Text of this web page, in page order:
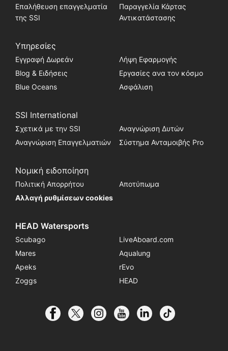
Επαλήθευση επαγγελματία
της SSI
Παραγγελία Κάρτας
Αντικατάστασης
Υπηρεσίες
Εγγραφή Δωρεάν
Λήψη Εφαρμογής
Blog & Ειδήσεις
Εργασίες ανα τον κόσμο
Blue Oceans
Ασφάλιση
SSI International
Σχετικά με την SSI
Αναγνώριση Δυτών
Αναγνώριση Επαγγελματιών
Σύστημα Ανταμοιβής Pro
Νομική ειδοποίηση
Πολιτική Απορρήτου
Αποτύπωμα
Αλλαγή ρυθμίσεων cookies
HEAD Watersports
Scubago
LiveAboard.com
Mares
Aqualung
Apeks
rEvo
Zoggs
HEAD